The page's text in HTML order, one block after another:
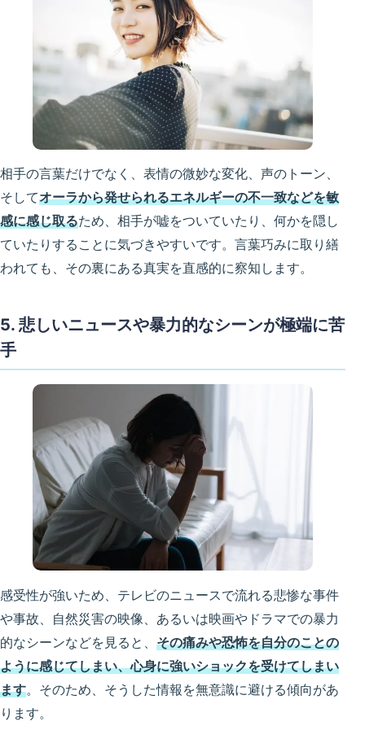
相手の言葉だけでなく、表情の微妙な変化、声のトーン、
そしてオーラから発せられるエネルギーの不一致などを敏
感に感じ取るため、相手が嘘をついていたり、何かを隠し
ていたりすることに気づきやすいです。言葉巧みに取り繕
われても、その裏にある真実を直感的に察知します。
5. 悲しいニュースや暴力的なシーンが極端に苦
手
感受性が強いため、テレビのニュースで流れる悲惨な事件
や事故、自然災害の映像、あるいは映画やドラマでの暴力
的なシーンなどを見ると、 その痛みや恐怖を自分のことの
ように感じてしまい、心身に強いショックを受けてしまい
ます。そのため、そうした情報を無意識に避ける傾向があ
ります。